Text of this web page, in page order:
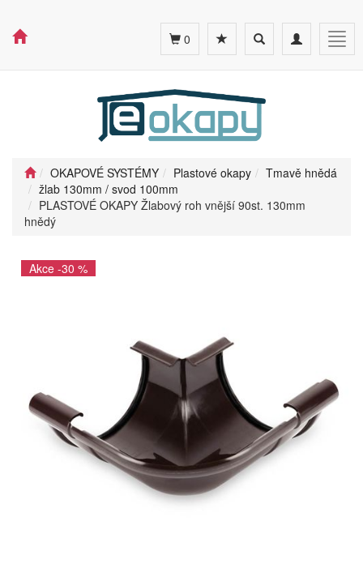
Toggle
navigation
Toggle
search
0
OKAPOVÉ SYSTÉMY Plastové okapy
Tmavě hnědá
žlab 130mm / svod 100mm
PLASTOVÉ OKAPY Žlabový roh vnější 90st. 130mm
hnědý
Akce -30 %